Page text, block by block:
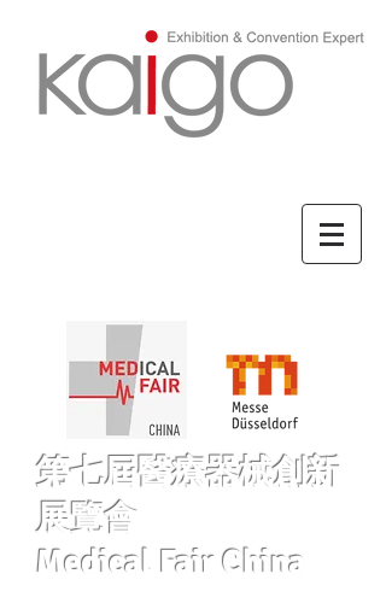
第七屆醫療器械創新
展覽會
Medical Fair China